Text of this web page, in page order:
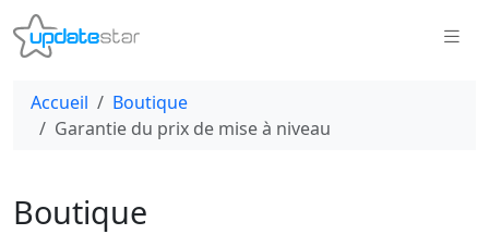
Accueil
Boutique
Garantie du prix de mise à niveau
Boutique